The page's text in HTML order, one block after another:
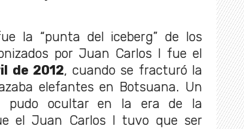
la “punta del iceberg” de los
por Juan Carlos I fue el
de 2012, cuando se fracturó la
elefantes en Botsuana. Un
pudo ocultar en la era de la
el Juan Carlos I tuvo que ser